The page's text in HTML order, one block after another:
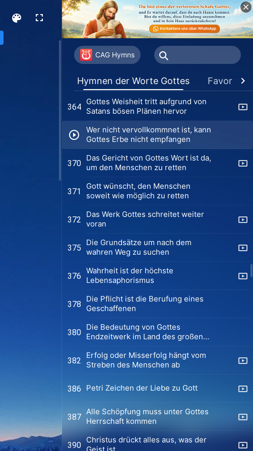
CAG Hymns
Hymnen der Worte Gottes Favoriten
358 Niemand versteht Gottes Willen
359 Was die Jugend verfolgen muss
362 zurückgekehrt ist
364
Gottes Weisheit tritt aufgrund von
Satans bösen Plänen hervor
Wer nicht vervollkommnet ist, kann
Gottes Erbe nicht empfangen
370
Das Gericht von Gottes Wort ist da,
um den Menschen zu retten
371
Gott wünscht, den Menschen
soweit wie möglich zu retten
372
Das Werk Gottes schreitet weiter
voran
375
Die Grundsätze um nach dem
wahren Weg zu suchen
376
Wahrheit ist der höchste
Lebensaphorismus
378
Die Pflicht ist die Berufung eines
Geschaffenen
380
Die Bedeutung von Gottes
Endzeitwerk im Land des großen
382
Erfolg oder Misserfolg hängt vom
Streben des Menschen ab
386 Petri Zeichen der Liebe zu Gott
387
Alle Schöpfung muss unter Gottes
Herrschaft kommen
390
Christus drückt alles aus, was der